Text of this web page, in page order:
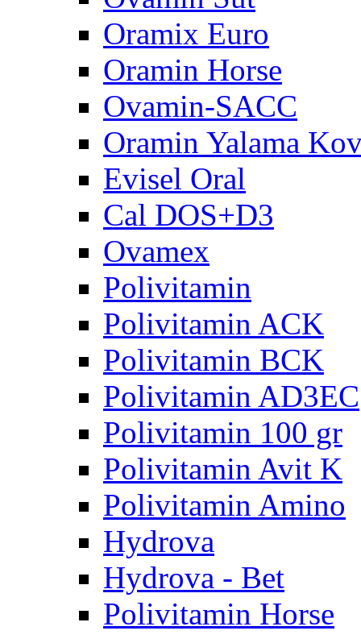
Oramix Euro
Oramin Horse
Ovamin-SACC
Oramin Yalama
Evisel Oral
Cal DOS+D3
Ovamex
Polivitamin
Polivitamin ACK
Polivitamin BCK
Polivitamin AD3EC
Polivitamin 100 gr
Polivitamin Avit K
Polivitamin Amino
Hydrova
Hydrova - Bet
Polivitamin Horse